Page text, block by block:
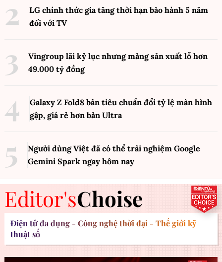
LG chính thức gia tăng thời hạn bảo hành 5 năm
đối với TV
Vingroup lãi kỷ lục nhưng mảng sản xuất lỗ hơn
49.000 tỷ đồng
Galaxy Z Fold8 bản tiêu chuẩn đổi tỷ lệ màn hình
gập, giá rẻ hơn bản Ultra
Người dùng Việt đã có thể trải nghiệm Google
Gemini Spark ngay hôm nay
Editor'sChoise
Điện tử đa dụng - Công nghệ thời đại - Thế giới kỹ
thuật số